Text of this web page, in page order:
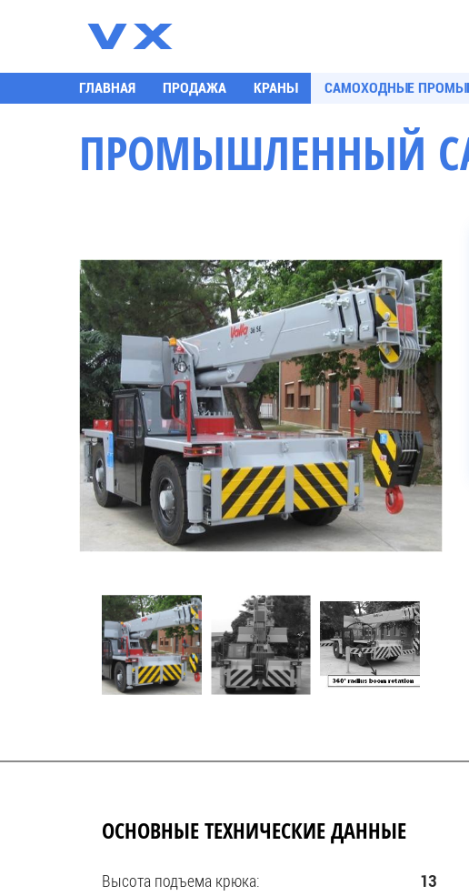
ГЛАВНАЯ ПРОДАЖА КРАНЫ САМОХОДНЫЕ
ПРОМЫШЛЕННЫЙ
ОСНОВНЫЕ ТЕХНИЧЕСКИЕ ДАННЫЕ
Высота подъема крюка: 13